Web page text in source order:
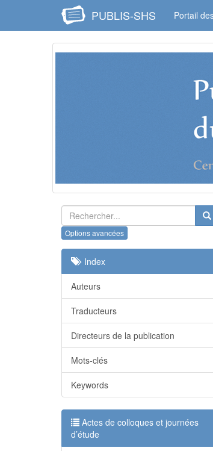
PUBLIS-SHS Portail
Index
Auteurs
Traducteurs
Directeurs de la publication
Mots-clés
Keywords
Actes de colloques et journées
d’étude